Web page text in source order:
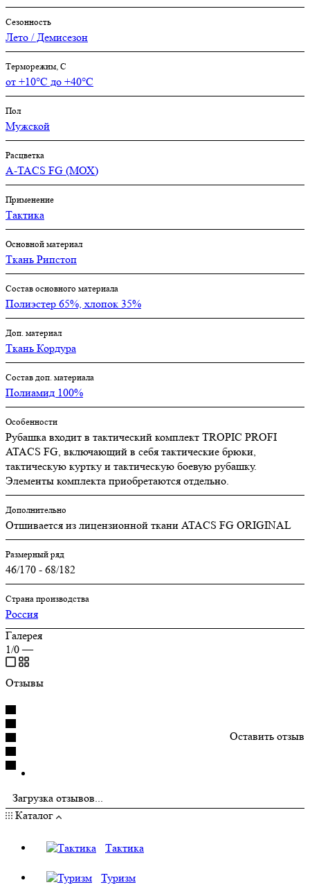
Сезонность
Лето / Демисезон
Терморежим, C
от +10°С до +40°С
Пол
Мужской
Расцветка
A-TACS FG (МОХ)
Применение
Тактика
Основной материал
Ткань Рипстоп
Состав основного материала
Полиэстер 65%, хлопок 35%
Доп. материал
Ткань Кордура
Состав доп. материала
Полиамид 100%
Особенности
Рубашка входит в тактический комплект TROPIC PROFI
ATACS FG, включающий в себя тактические брюки,
тактическую куртку и тактическую боевую рубашку.
Элементы комплекта приобретаются отдельно.
Дополнительно
Отшивается из лицензионной ткани ATACS FG ORIGINAL
Размерный ряд
46/170 - 68/182
Страна производства
Россия
Галерея
1/0 —
Отзывы
Оставить отзыв
Загрузка отзывов...
Каталог
Тактика
Туризм